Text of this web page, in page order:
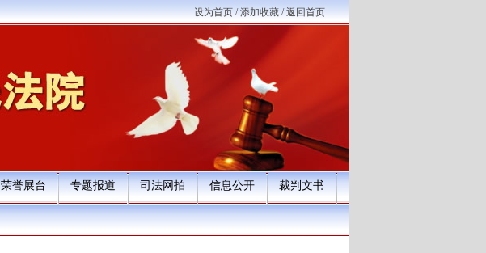
设为首页/添加收藏/返回首页
荣誉展台 专题报道 司法网拍 信息公开 裁判文书